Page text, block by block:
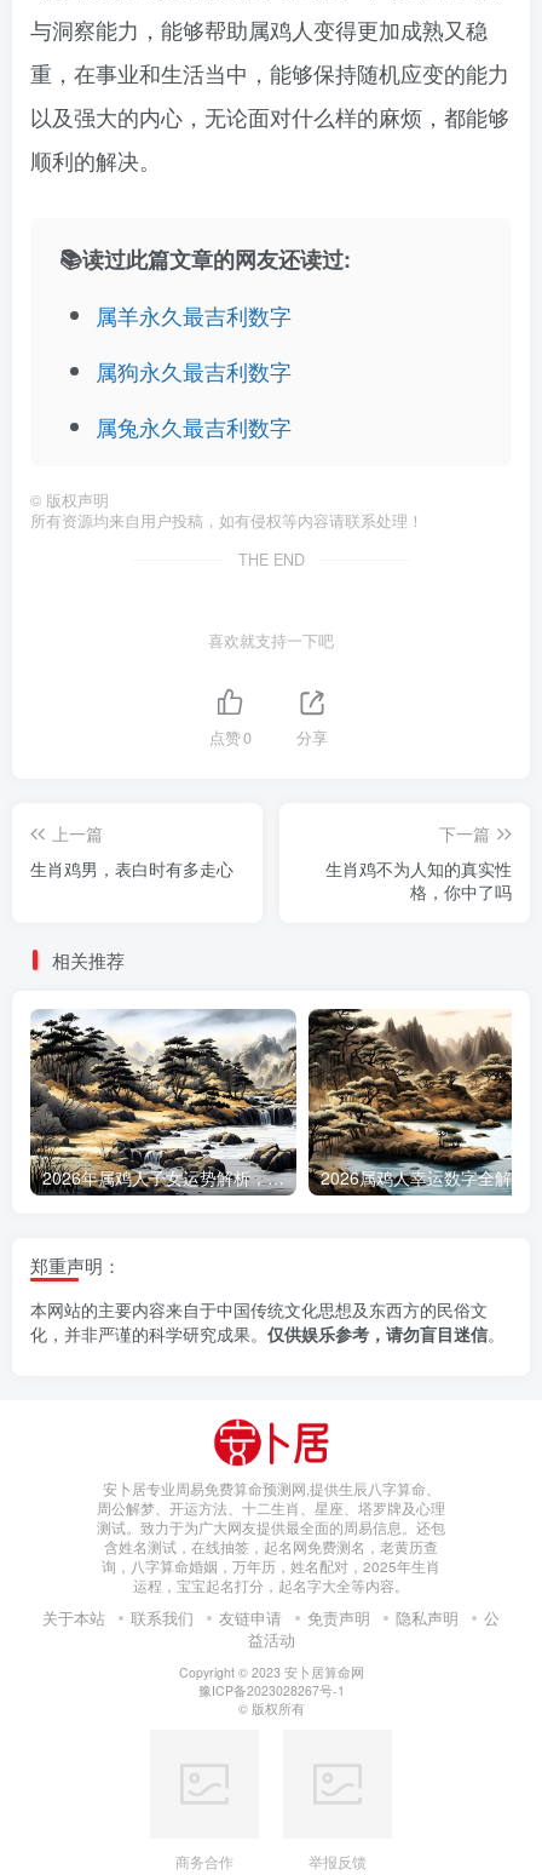
与洞察能力，能够帮助属鸡人变得更加成熟又稳
重，在事业和生活当中，能够保持随机应变的能力
以及强大的内心，无论面对什么样的麻烦，都能够
顺利的解决。
📚读过此篇文章的网友还读过:
属羊永久最吉利数字
属狗永久最吉利数字
属兔永久最吉利数字
© 版权声明
所有资源均来自用户投稿，如有侵权等内容请联系处理！
THE END
喜欢就支持一下吧
点赞0 分享
上一篇
生肖鸡男，表白时有多走心
下一篇
生肖鸡不为人知的真实性
格，你中了吗
相关推荐
2026年属鸡人子女运势解析，何时能迎来添丁之喜
郑重声明：
本网站的主要内容来自于中国传统文化思想及东西方的民俗文
化，并非严谨的科学研究成果。 仅供娱乐参考，请勿盲目迷信。
安卜居专业周易免费算命预测网,提供生辰八字算命、
周公解梦、开运方法、十二生肖、星座、塔罗牌及心理
测试。致力于为广大网友提供最全面的周易信息。还包
含姓名测试，在线抽签，起名网免费测名，老黄历查
询，八字算命婚姻，万年历，姓名配对，2025年生肖
运程，宝宝起名打分，起名字大全等内容。
关于本站 联系我们 友链申请 免责声明 隐私声明
公
益活动
Copyright © 2023 安卜居算命网
豫ICP备2023028267号-1
© 版权所有
商务合作 举报反馈